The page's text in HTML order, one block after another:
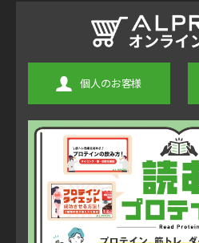
個人のお客様